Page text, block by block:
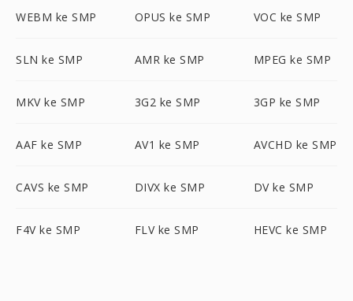
WEBM ke SMP OPUS ke SMP VOC ke SMP
SLN ke SMP AMR ke SMP MPEG ke SMP
MKV ke SMP 3G2 ke SMP 3GP ke SMP
AAF ke SMP AV1 ke SMP AVCHD ke SMP
CAVS ke SMP DIVX ke SMP DV ke SMP
F4V ke SMP FLV ke SMP HEVC ke SMP